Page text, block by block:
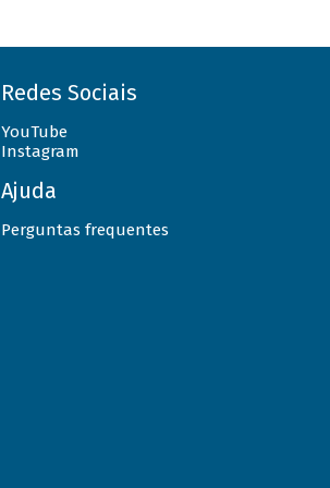
Redes Sociais
YouTube
Instagram
Ajuda
Perguntas frequentes